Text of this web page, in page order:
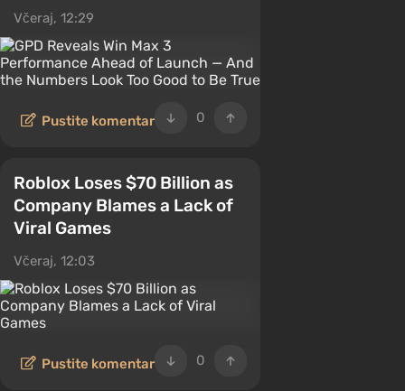
Včeraj, 12:29
0
Pustite komentar
Roblox Loses $70 Billion as
Company Blames a Lack of
Viral Games
Včeraj, 12:03
0
Pustite komentar